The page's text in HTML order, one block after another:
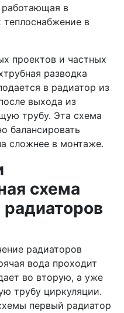
работающая в
в
проектов и частных
разводка
в радиатор из
выхода из
трубу. Эта схема
балансировать
сложнее в монтаже.
схема
радиаторов
вода проходит
во вторую, а уже
трубу циркуляции.
первый радиатор